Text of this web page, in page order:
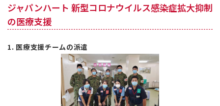
ジャパンハート 新型コロナウイルス感染症拡大抑制
の医療支援
1. 医療支援チームの派遣